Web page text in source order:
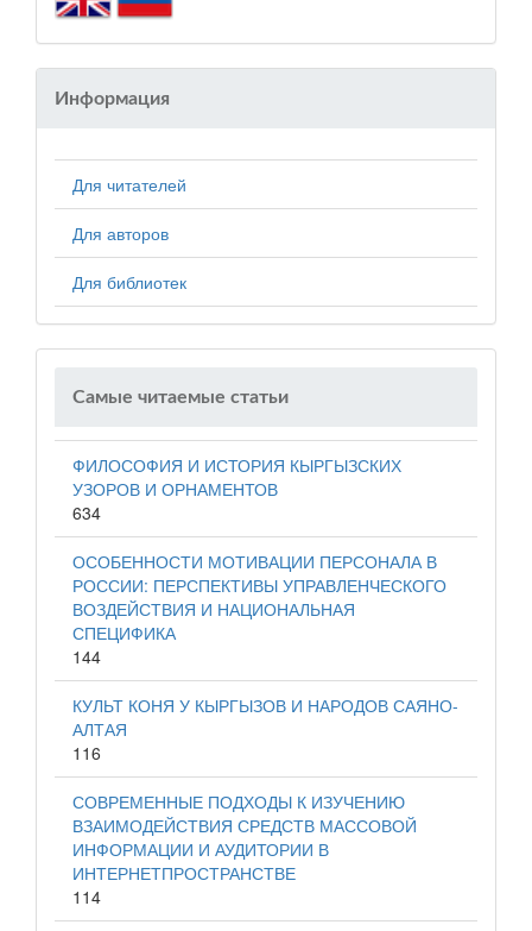
Информация
Для читателей
Для авторов
Для библиотек
Самые читаемые статьи
ФИЛОСОФИЯ И ИСТОРИЯ КЫРГЫЗСКИХ
УЗОРОВ И ОРНАМЕНТОВ
634
ОСОБЕННОСТИ МОТИВАЦИИ ПЕРСОНАЛА В
РОССИИ: ПЕРСПЕКТИВЫ УПРАВЛЕНЧЕСКОГО
ВОЗДЕЙСТВИЯ И НАЦИОНАЛЬНАЯ
СПЕЦИФИКА
144
КУЛЬТ КОНЯ У КЫРГЫЗОВ И НАРОДОВ САЯНО-
АЛТАЯ
116
СОВРЕМЕННЫЕ ПОДХОДЫ К ИЗУЧЕНИЮ
ВЗАИМОДЕЙСТВИЯ СРЕДСТВ МАССОВОЙ
ИНФОРМАЦИИ И АУДИТОРИИ В
ИНТЕРНЕТПРОСТРАНСТВЕ
114